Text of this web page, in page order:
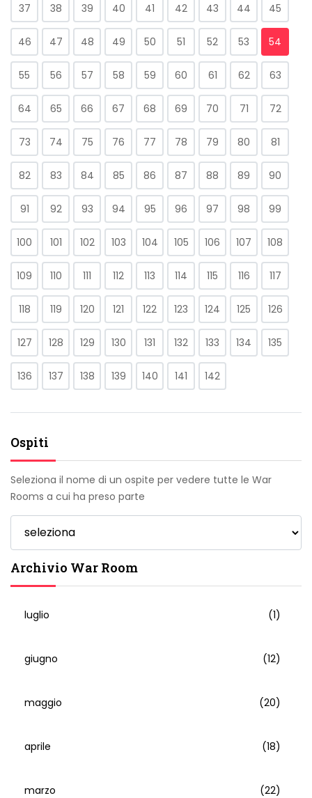
37 38 39 40 41 42 43 44 45
46 47 48 49 50 51 52 53 54
55 56 57 58 59 60 61 62 63
64 65 66 67 68 69 70 71 72
73 74 75 76 77 78 79 80 81
82 83 84 85 86 87 88 89 90
91 92 93 94 95 96 97 98 99
100 101 102 103 104 105 106 107 108
109 110 111 112 113 114 115 116 117
118 119 120 121 122 123 124 125 126
127 128 129 130 131 132 133 134 135
136 137 138 139 140 141 142
Ospiti
Seleziona il nome di un ospite per vedere tutte le War
Rooms a cui ha preso parte
Archivio War Room
luglio (1)
giugno (12)
maggio (20)
aprile (18)
marzo (22)